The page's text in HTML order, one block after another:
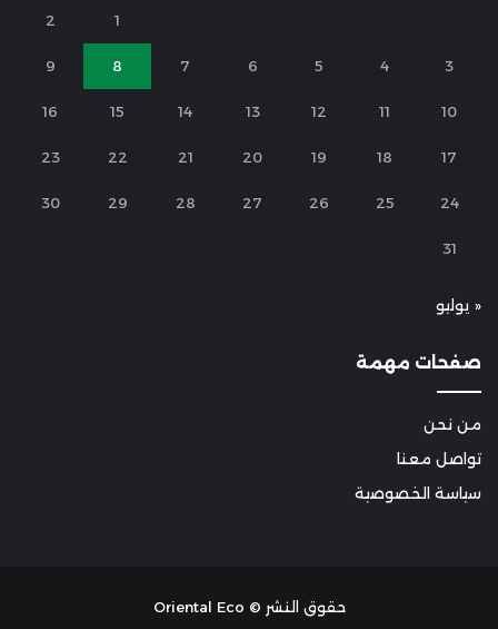
1
2
3
4
5
6
7
8
9
10
11
12
13
14
15
16
17
18
19
20
21
22
23
24
25
26
27
28
29
30
31
« يوليو
صفحات مهمة
من نحن
تواصل معنا
سياسة الخصوصية
حقوق النشر © Oriental Eco